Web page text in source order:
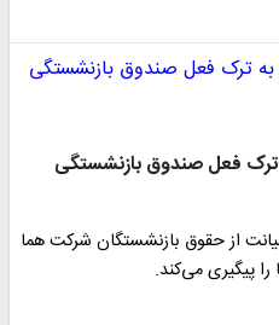
ترک فعل صندوق بازنشستگی
از حقوق بازنشستگان شرکت هما
پیگیری می‌کند.